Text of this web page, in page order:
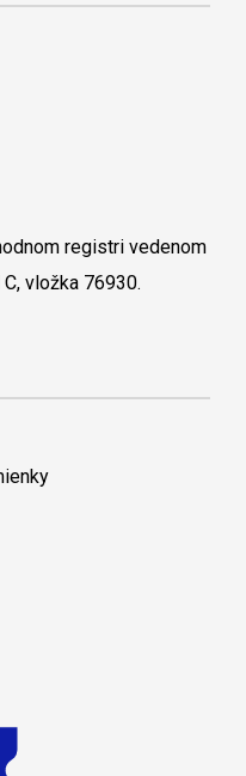
registri vedenom
vložka 76930.